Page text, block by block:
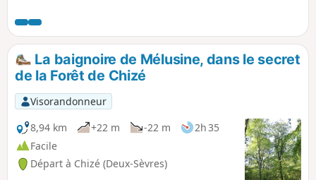
randonnée : appelées "cantines", ces maisonnettes étaient
utilisées jadis pour s’y restaurer et ranger les outils.
La baignoire de Mélusine, dans le secret
de la Forêt de Chizé
Visorandonneur
8,94 km
+22 m -22 m
2h 35
Facile
Départ à Chizé (Deux-Sèvres)